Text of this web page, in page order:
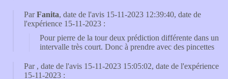
ParFanita, date de l'avis 15-11-2023 12:39:40, date de
l'expérience 15-11-2023 :
Pour pierre de la tour deux prédiction différente dans un
intervalle très court. Donc à prendre avec des pincettes
Par , date de l'avis 15-11-2023 15:05:02, date de l'expérience
15-11-2023 :